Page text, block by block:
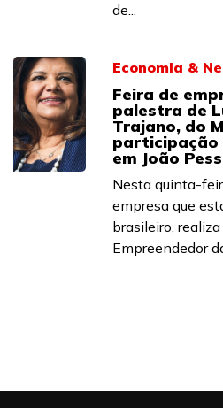
de...
Economia &
Feira de
palestra de
Trajano, do
participação
em João
Nesta quinta-
empresa que
brasileiro,
Empreendedor